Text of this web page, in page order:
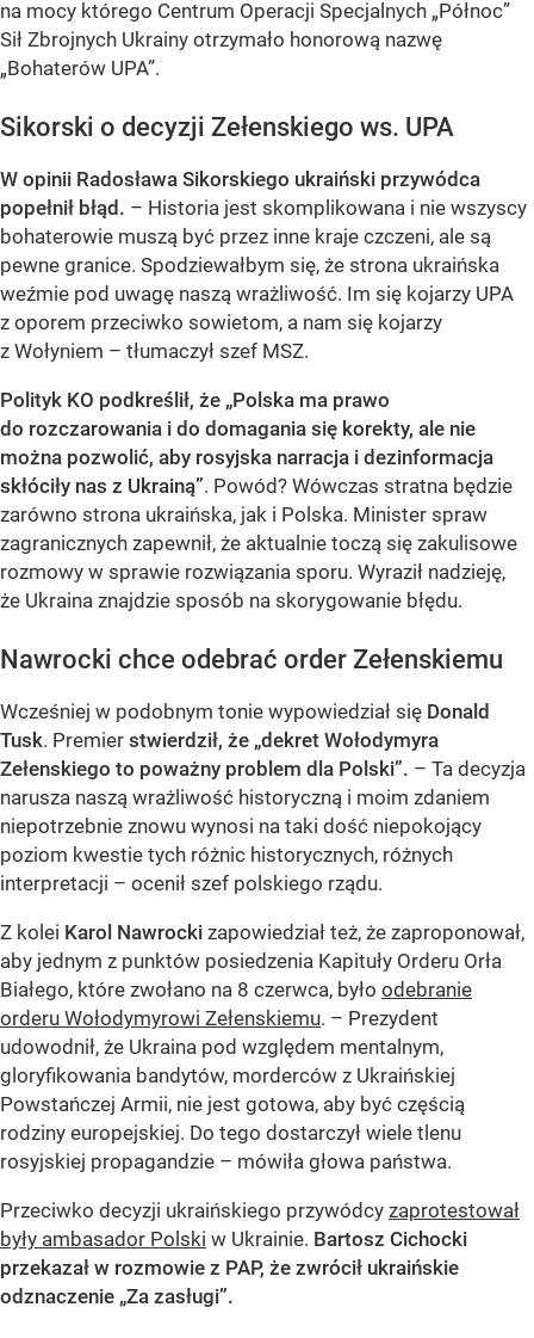
na mocy którego Centrum Operacji Specjalnych „Północ”
Sił Zbrojnych Ukrainy otrzymało honorową nazwę
„Bohaterów UPA”.
Sikorski o decyzji Zełenskiego ws. UPA
W opinii Radosława Sikorskiego ukraiński przywódca
popełnił błąd. – Historia jest skomplikowana i nie wszyscy
bohaterowie muszą być przez inne kraje czczeni, ale są
pewne granice. Spodziewałbym się, że strona ukraińska
weźmie pod uwagę naszą wrażliwość. Im się kojarzy UPA
z oporem przeciwko sowietom, a nam się kojarzy
z Wołyniem – tłumaczył szef MSZ.
Polityk KO podkreślił, że „Polska ma prawo
do rozczarowania i do domagania się korekty, ale nie
można pozwolić, aby rosyjska narracja i dezinformacja
skłóciły nas z Ukrainą”. Powód? Wówczas stratna będzie
zarówno strona ukraińska, jak i Polska. Minister spraw
zagranicznych zapewnił, że aktualnie toczą się zakulisowe
rozmowy w sprawie rozwiązania sporu. Wyraził nadzieję,
że Ukraina znajdzie sposób na skorygowanie błędu.
Nawrocki chce odebrać order Zełenskiemu
Wcześniej w podobnym tonie wypowiedział się Donald
Tusk. Premier stwierdził, że „dekret Wołodymyra
Zełenskiego to poważny problem dla Polski”. – Ta decyzja
narusza naszą wrażliwość historyczną i moim zdaniem
niepotrzebnie znowu wynosi na taki dość niepokojący
poziom kwestie tych różnic historycznych, różnych
interpretacji – ocenił szef polskiego rządu.
Z kolei Karol Nawrocki zapowiedział też, że zaproponował,
aby jednym z punktów posiedzenia Kapituły Orderu Orła
Białego, które zwołano na 8 czerwca, było odebranie
orderu Wołodymyrowi Zełenskiemu. – Prezydent
udowodnił, że Ukraina pod względem mentalnym,
gloryfikowania bandytów, morderców z Ukraińskiej
Powstańczej Armii, nie jest gotowa, aby być częścią
rodziny europejskiej. Do tego dostarczył wiele tlenu
rosyjskiej propagandzie – mówiła głowa państwa.
Przeciwko decyzji ukraińskiego przywódcy zaprotestował
były ambasador Polski w Ukrainie. Bartosz Cichocki
przekazał w rozmowie z PAP, że zwrócił ukraińskie
odznaczenie „Za zasługi”.